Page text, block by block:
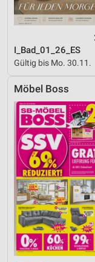
I_Bad_01_26_ES
Gültig bis Mo. 30.11.
Möbel Boss